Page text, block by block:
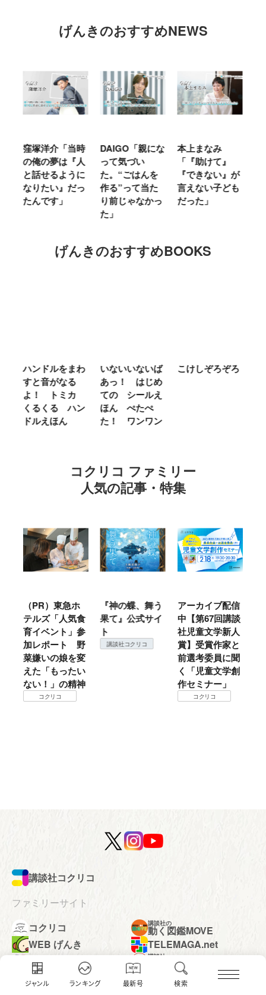
ジャンル ランキング 最新号 検索
げんきのおすすめNEWS
当時
『人
うに
だっ
DAIGO「親にな
って気づい
た。“ごはんを
作る”って当た
り前じゃなかっ
本上まなみ
「『助けて』
『できない』が
言えない子ども
だった」
千原せいじ「子
育ては自分のイ
ヤな面に直面す
ることが多かっ
た」
げんきのおすすめBOOKS
をまわ
なる
ミカ
ハン
いないいないば
あっ！ はじめ
ての シールえ
ほん ぺたぺ
た！ ワンワン
こけしぞろぞろ
ＭＲ．ＭＥＮ
コクリコ ファミリー
人気の記事・特集
）東急ホ
ズ「人気食
ベント」参
ポート 野
いの娘を変
「もったい
！」の精神
『神の蝶、舞う
果て』公式サイ
ト
講談社コクリコ
アーカイブ配信
中【第67回講談
社児童文学新人
賞】受賞作家と
前選考委員に聞
く「児童文学創
作セミナー」
仙台の冬
地方では
暖？ 本
ころは仙
て検証す
コクリコ
講談社コクリコ
ファミリーサイト
コクリコ
講談社の
動く図鑑MOVE
WEB げんき
TELEMAGA.net
Aneひめ.net
講談社
えほん通信
青い鳥文庫
はやみねかおる FAN CLUB
赤い夢学園